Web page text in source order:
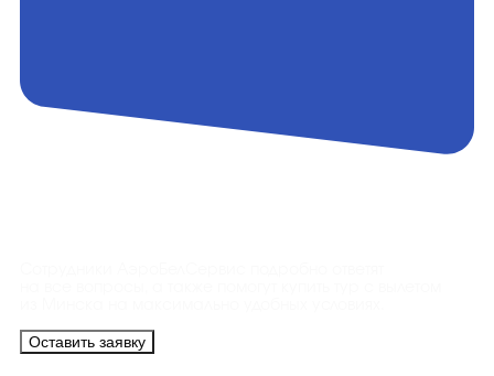
Оставить заявку